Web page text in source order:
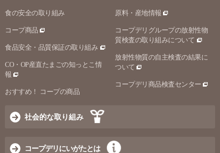
食の安全の取り組み
コープ商品
食品安全・品質保証の取り組み
CO・OP産直たまごの知っとこ情
報
おすすめ！ コープの商品
原料・産地情報
コープデリグループの放射性物
質検査の取り組みについて
放射性物質の自主検査の結果に
ついて
コープデリ商品検査センター
社会的な取り組み
コープデリにいがたとは